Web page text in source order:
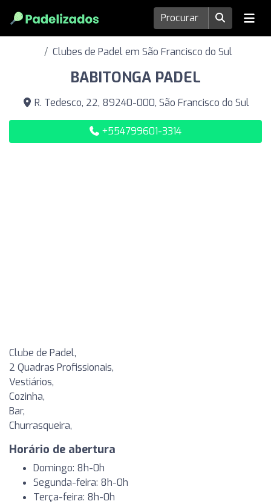
Clubes de Padel em São Francisco do Sul
BABITONGA PADEL
R. Tedesco, 22, 89240-000, São Francisco do Sul
+554799601-3314
Clube de Padel,
2 Quadras Profissionais,
Vestiários,
Cozinha,
Bar,
Churrasqueira,
Horário de abertura
Domingo: 8h-0h
Segunda-feira: 8h-0h
Terça-feira: 8h-0h